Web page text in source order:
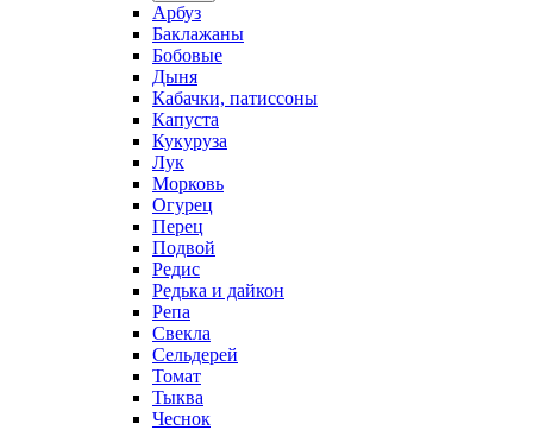
Арбуз
Баклажаны
Бобовые
Дыня
Кабачки, патиссоны
Капуста
Кукуруза
Лук
Морковь
Огурец
Перец
Подвой
Редис
Редька и дайкон
Репа
Свекла
Сельдерей
Томат
Тыква
Чеснок